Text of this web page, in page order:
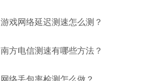
游戏网络延迟测速怎么测？
南方电信测速有哪些方法？